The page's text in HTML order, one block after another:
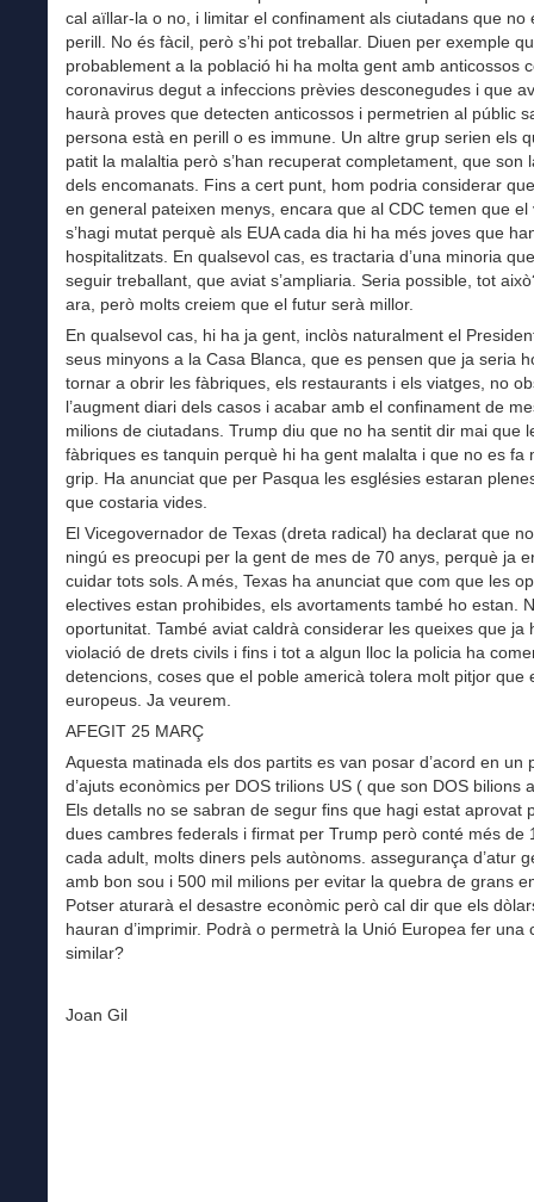
cal aïllar-la o no, i limitar el confinament als ciutadans que no
perill. No és fàcil, però s’hi pot treballar. Diuen per exemple
probablement a la població hi ha molta gent amb anticossos
coronavirus degut a infeccions prèvies desconegudes i que
haurà proves que detecten anticossos i permetrien al públic
persona està en perill o es immune. Un altre grup serien els
patit la malaltia però s’han recuperat completament, que son
dels encomanats. Fins a cert punt, hom podria considerar
en general pateixen menys, encara que al CDC temen que el
s’hagi mutat perquè als EUA cada dia hi ha més joves que
hospitalitzats. En qualsevol cas, es tractaria d’una minoria
seguir treballant, que aviat s’ampliaria. Seria possible, tot
ara, però molts creiem que el futur serà millor.
En qualsevol cas, hi ha ja gent, inclòs naturalment el
seus minyons a la Casa Blanca, que es pensen que ja seria
tornar a obrir les fàbriques, els restaurants i els viatges, no
l’augment diari dels casos i acabar amb el confinament de
milions de ciutadans. Trump diu que no ha sentit dir mai que
fàbriques es tanquin perquè hi ha gent malalta i que no es fa
grip. Ha anunciat que per Pasqua les esglésies estaran
que costaria vides.
El Vicegovernador de Texas (dreta radical) ha declarat que
ningú es preocupi per la gent de mes de 70 anys, perquè ja
cuidar tots sols. A més, Texas ha anunciat que com que les
electives estan prohibides, els avortaments també ho estan.
oportunitat. També aviat caldrà considerar les queixes que ja
violació de drets civils i fins i tot a algun lloc la policia ha
detencions, coses que el poble americà tolera molt pitjor que
europeus. Ja veurem.
AFEGIT 25 MARÇ
Aquesta matinada els dos partits es van posar d’acord en un
d’ajuts econòmics per DOS trilions US ( que son DOS bilions
Els detalls no se sabran de segur fins que hagi estat aprovat
dues cambres federals i firmat per Trump però conté més de
cada adult, molts diners pels autònoms. assegurança d’atur
amb bon sou i 500 mil milions per evitar la quebra de grans
Potser aturarà el desastre econòmic però cal dir que els
hauran d’imprimir. Podrà o permetrà la Unió Europea fer una
similar?
Joan Gil